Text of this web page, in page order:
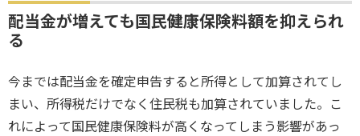
配当金が増えても国民健康保険料額を抑えられ
る
今までは配当金を確定申告すると所得として加算されてし
まい、所得税だけでなく住民税も加算されていました。こ
れによって国民健康保険料が高くなってしまう影響があっ